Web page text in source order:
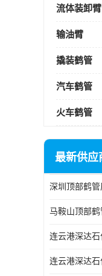
流体装卸臂
输油臂
撬装鹤管
汽车鹤管
火车鹤管
最新供应
深圳顶部鹤